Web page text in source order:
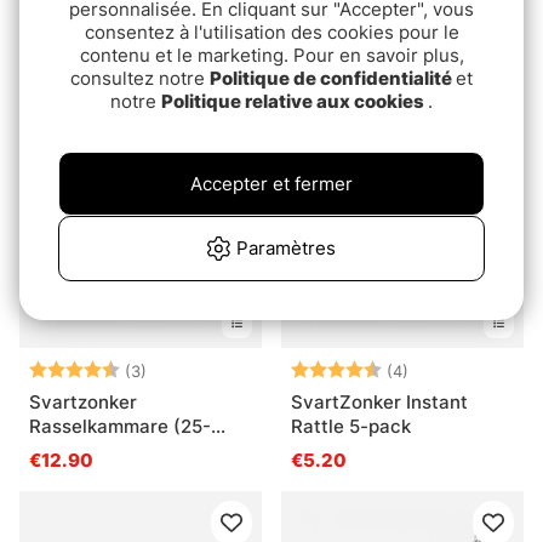
Savage Gear Rattle &
Spike Kit 1.9g 6+6pcs
€7.80
SvartZonker Instant
Rattle 5-pack -
Transparent
€3.20
Note: (3)
Svartzonker
Rasselkammare (25-
pack)
€12.90
Note: (4)
SvartZonker Instant
Rattle 5-pack
€5.20
personnalisée. En cliquant sur "Accepter", vous
consentez à l'utilisation des cookies pour le
contenu et le marketing. Pour en savoir plus,
consultez notre Politique de confidentialitéet
notre Politique relative aux cookies .
Paramètres
Accepter et fermer